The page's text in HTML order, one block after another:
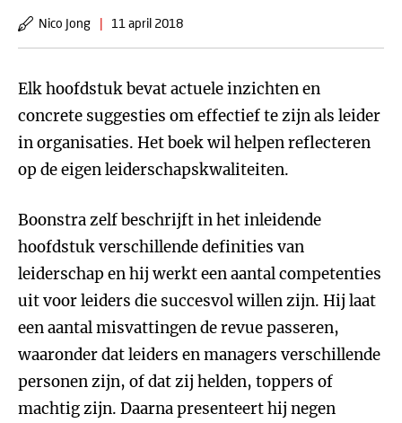
Nico Jong | 11 april 2018
Elk hoofdstuk bevat actuele inzichten en
concrete suggesties om effectief te zijn als leider
in organisaties. Het boek wil helpen reflecteren
op de eigen leiderschapskwaliteiten.
Boonstra zelf beschrijft in het inleidende
hoofdstuk verschillende definities van
leiderschap en hij werkt een aantal competenties
uit voor leiders die succesvol willen zijn. Hij laat
een aantal misvattingen de revue passeren,
waaronder dat leiders en managers verschillende
personen zijn, of dat zij helden, toppers of
machtig zijn. Daarna presenteert hij negen